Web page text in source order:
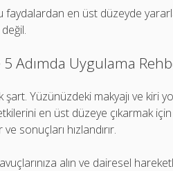
faydalardan en üst düzeyde
Adımda Uygulama
Yüzünüzdeki makyajı ve kiri
en üst düzeye çıkarmak
sonuçları hızlandırır.
alın ve dairesel